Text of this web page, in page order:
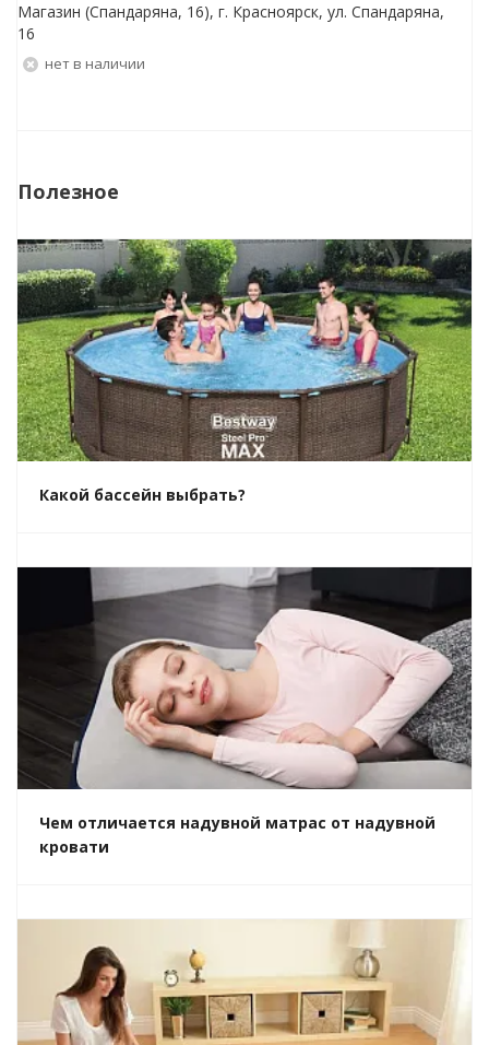
Магазин (Спандаряна, 16), г. Красноярск, ул. Спандаряна,
16
Нет в наличии
Полезное
Какой бассейн выбрать?
Чем отличается надувной матрас от надувной
кровати